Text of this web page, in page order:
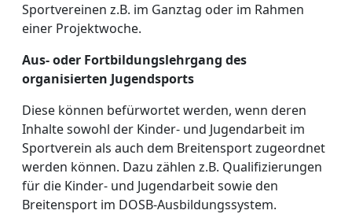
Sportvereinen z.B. im Ganztag oder im Rahmen
einer Projektwoche.
Aus- oder Fortbildungslehrgang des
organisierten Jugendsports
Diese können befürwortet werden, wenn deren
Inhalte sowohl der Kinder- und Jugendarbeit im
Sportverein als auch dem Breitensport zugeordnet
werden können. Dazu zählen z.B. Qualifizierungen
für die Kinder- und Jugendarbeit sowie den
Breitensport im DOSB-Ausbildungssystem.